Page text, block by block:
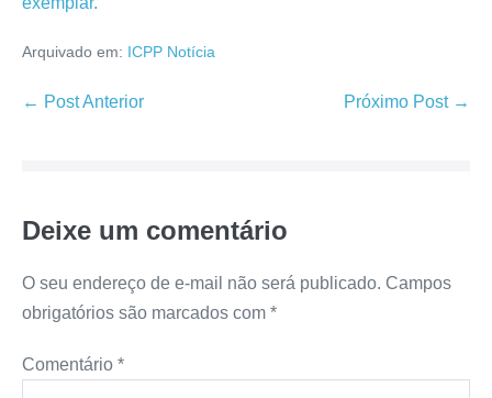
Arquivado em: ICPP Notícia
← Post Anterior Próximo Post →
Deixe um comentário
O seu endereço de e-mail não será publicado. Campos
obrigatórios são marcados com *
Comentário *